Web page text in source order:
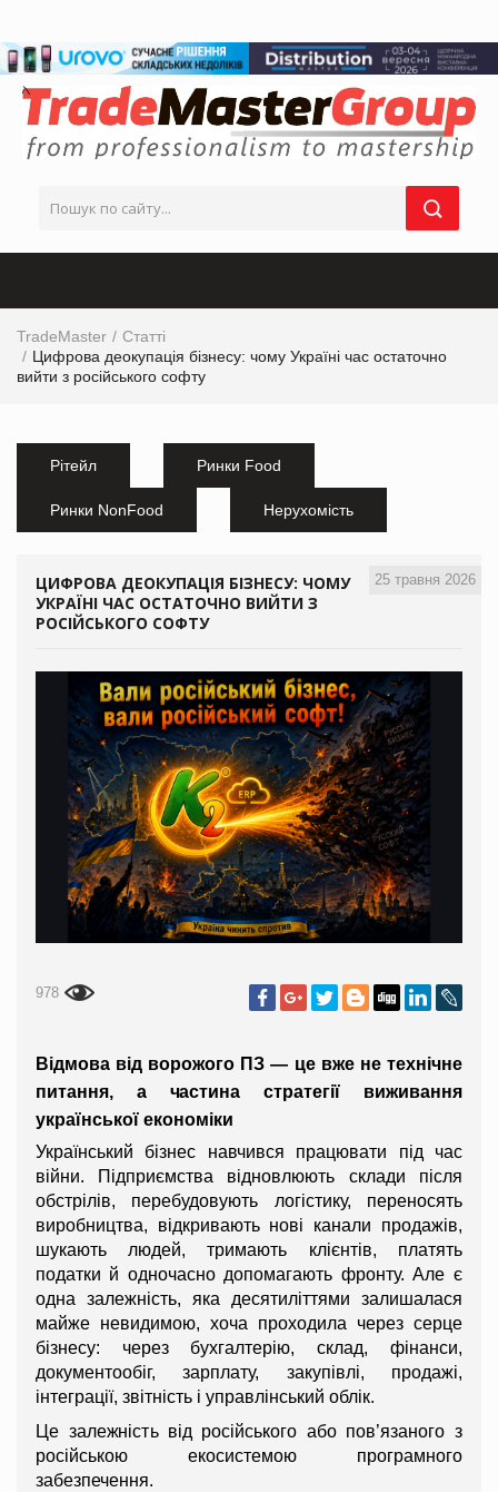
TradeMaster
Статті
Цифрова деокупація бізнесу: чому Україні час остаточно
вийти з російського софту
Рітейл Ринки Food
Ринки NonFood Нерухомість
25 травня 2026
ЦИФРОВА ДЕОКУПАЦІЯ БІЗНЕСУ: ЧОМУ
УКРАЇНІ ЧАС ОСТАТОЧНО ВИЙТИ З
РОСІЙСЬКОГО СОФТУ
978
Відмова від ворожого ПЗ — це вже не технічне
питання, а частина стратегії виживання
української економіки
Український бізнес навчився працювати під час
війни. Підприємства відновлюють склади після
обстрілів, перебудовують логістику, переносять
виробництва, відкривають нові канали продажів,
шукають людей, тримають клієнтів, платять
податки й одночасно допомагають фронту. Але є
одна залежність, яка десятиліттями залишалася
майже невидимою, хоча проходила через серце
бізнесу: через бухгалтерію, склад, фінанси,
документообіг, зарплату, закупівлі, продажі,
інтеграції, звітність і управлінський облік.
Це залежність від російського або пов’язаного з
російською екосистемою програмного
забезпечення.